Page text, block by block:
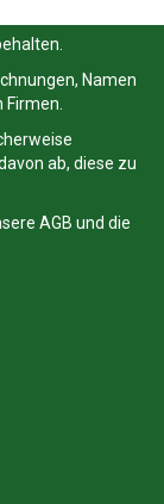
Namen
ab, diese zu
AGB und die